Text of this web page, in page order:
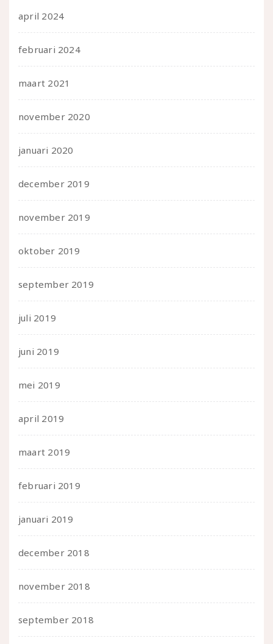
april 2024
februari 2024
maart 2021
november 2020
januari 2020
december 2019
november 2019
oktober 2019
september 2019
juli 2019
juni 2019
mei 2019
april 2019
maart 2019
februari 2019
januari 2019
december 2018
november 2018
september 2018